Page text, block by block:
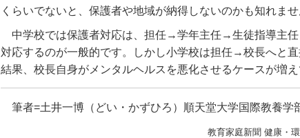
くらいでないと、保護者や地域が納得しないのかも知れませ
中学校では保護者対応は、担任→学年主任→生徒指導主
対応するのが一般的です。しかし小学校は担任→校長へと
結果、校長自身がメンタルヘルスを悪化させるケースが増え
筆者=土井一博（どい・かずひろ）順天堂大学国際教養学
教育家庭新聞 健康・